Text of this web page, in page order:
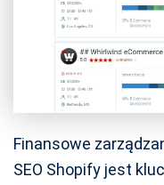
Finansowe
SEO Shopify jest